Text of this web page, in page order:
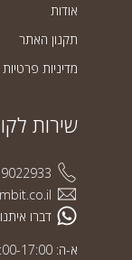
אודות
תקנון האתר
מדיניות פרטיות
שירות
דברו
א-ה: 09:00-17:00